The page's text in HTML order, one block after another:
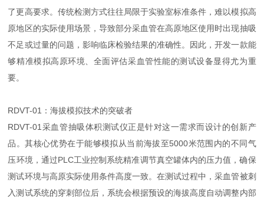
了更高要求。传统检测方式往往局限于实验室标准条件，难以模拟高
原地区的实际使用场景，导致部分采血管在高原地区使用时出现抽吸
不足或过量的问题，影响临床检验结果的准确性。因此，开发一款能
够精准模拟高原环境、全面评估采血管性能的测试设备显得尤为重
要。
RDVT-01：海拔模拟技术的突破者
RDVT-01采血管抽吸体积测试仪正是针对这一需求而设计的创新产
品。其核心优势在于能够模拟从当前海拔至5000米范围内的不同气
压环境，通过PLC工业控制系统精准调节真空罐体内的压力值，确保
测试环境与高原实际使用条件高度一致。在测试过程中，采血管被刺
入测试系统的穿刺部位后，系统会根据预设的海拔高度自动调整内部